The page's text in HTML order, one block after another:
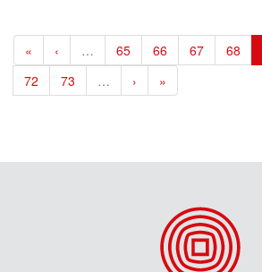
« ‹ … 65 66 67 68
72
73 … › »